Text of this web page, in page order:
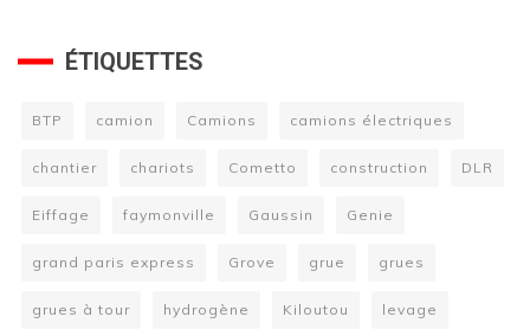
ÉTIQUETTES
BTP camion Camions camions électriques
chantier chariots Cometto construction DLR
Eiffage faymonville Gaussin Genie
grand paris express Grove grue grues
grues à tour hydrogène Kiloutou levage